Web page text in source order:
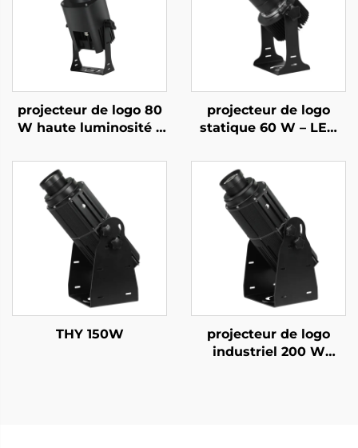
projecteur de logo 80
W haute luminosité –
étanche IP67 avec
télécommande pour
publicité extérieure
projecteur de logo
statique 60 W – LED
publicités en magasin
et affichages d'alerte
THY 150W
projecteur de logo
industriel 200 W